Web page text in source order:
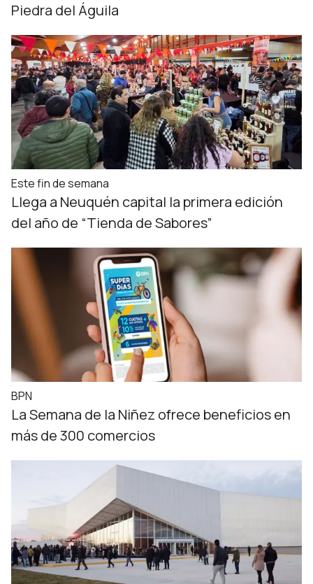
Piedra del Águila
Este fin de semana
Llega a Neuquén capital la primera edición
del año de “Tienda de Sabores”
BPN
La Semana de la Niñez ofrece beneficios en
más de 300 comercios